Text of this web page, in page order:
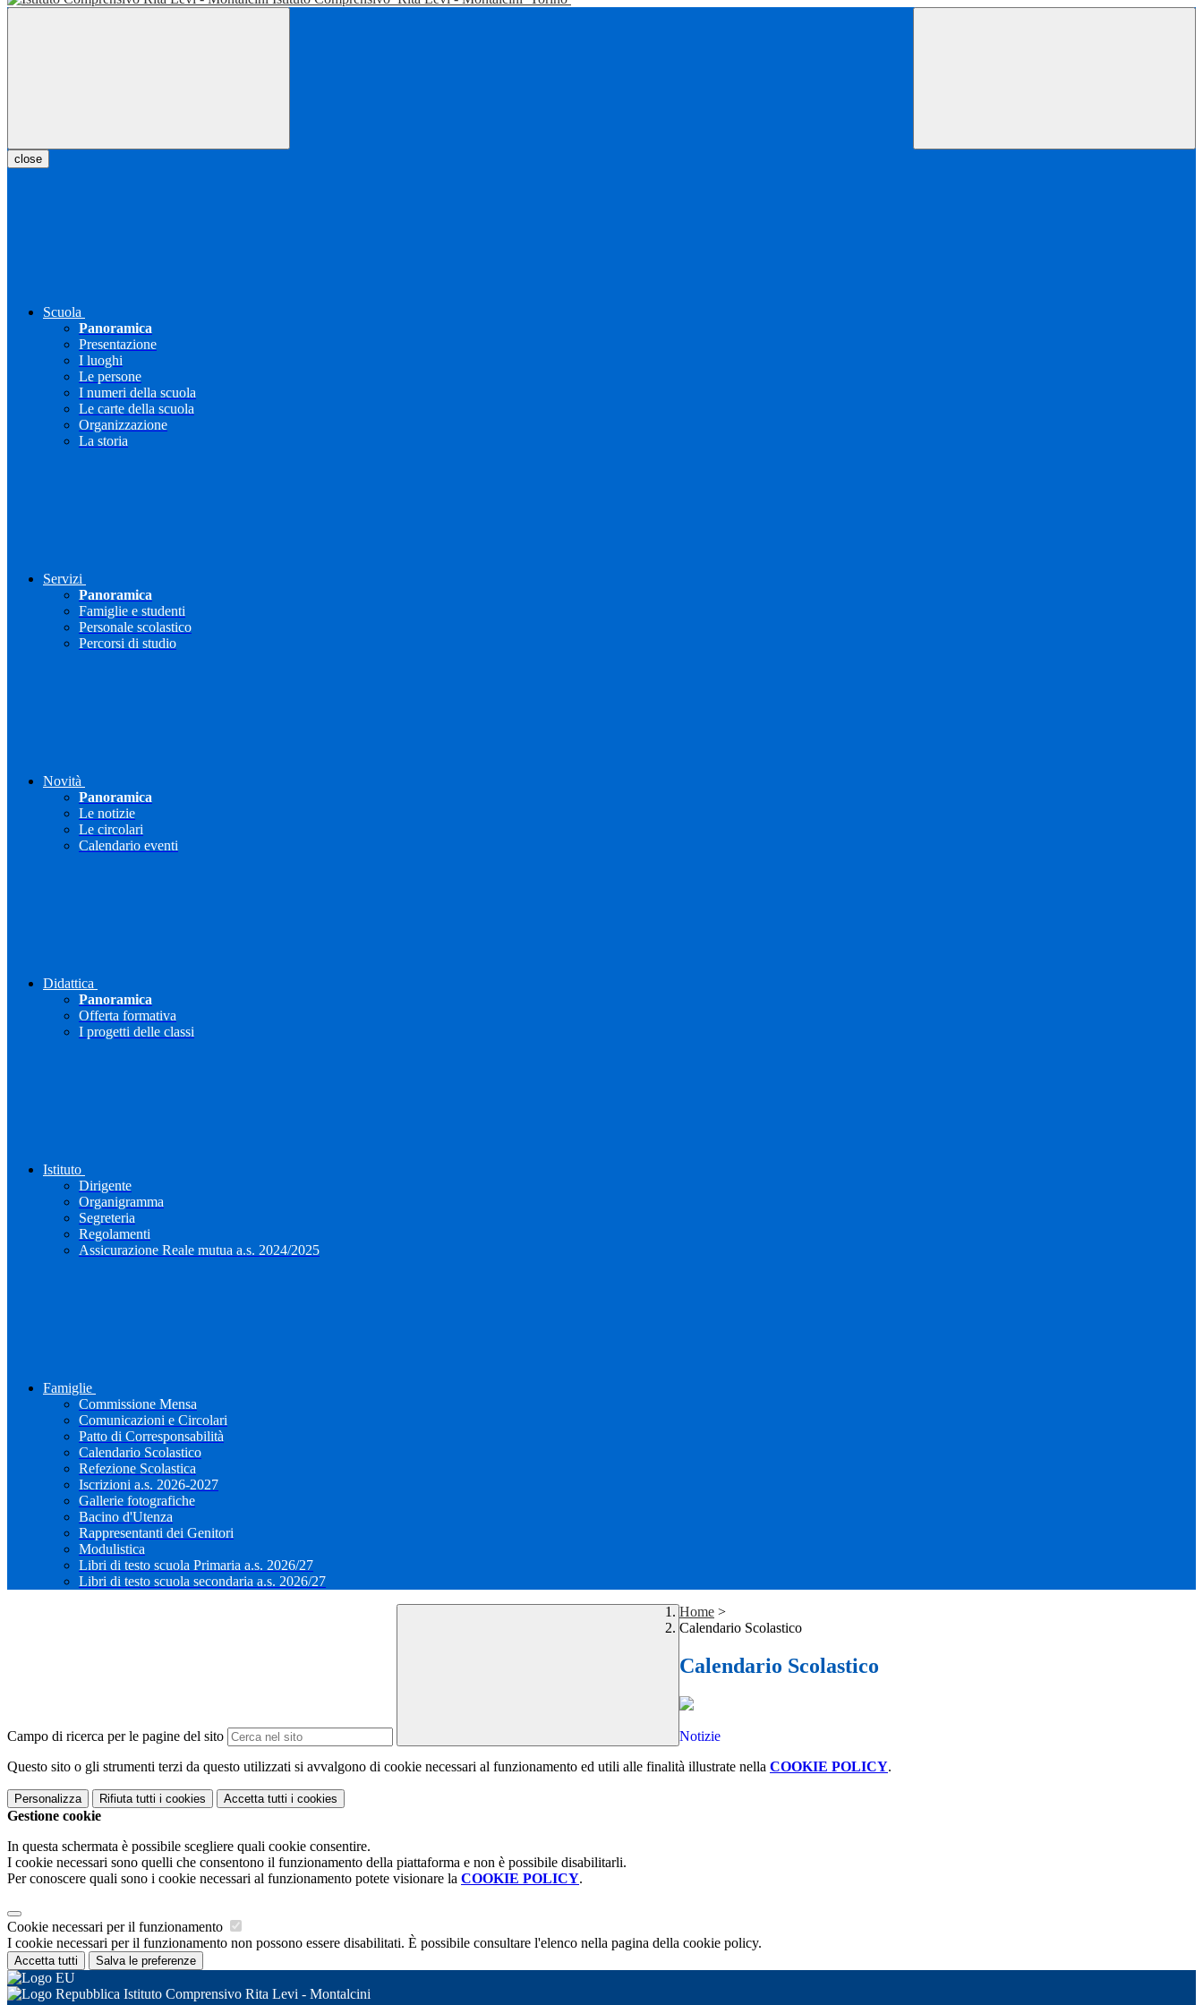
close
Scuola
Panoramica
Presentazione
I luoghi
Le persone
I numeri della scuola
Le carte della scuola
Organizzazione
La storia
Servizi
Panoramica
Famiglie e studenti
Personale scolastico
Percorsi di studio
Novità
Panoramica
Le notizie
Le circolari
Calendario eventi
Didattica
Panoramica
Offerta formativa
I progetti delle classi
Istituto
Dirigente
Organigramma
Segreteria
Regolamenti
Assicurazione Reale mutua a.s. 2024/2025
Famiglie
Commissione Mensa
Comunicazioni e Circolari
Patto di Corresponsabilità
Calendario Scolastico
Refezione Scolastica
Iscrizioni a.s. 2026-2027
Gallerie fotografiche
Bacino d'Utenza
Rappresentanti dei Genitori
Modulistica
Libri di testo scuola Primaria a.s. 2026/27
Libri di testo scuola secondaria a.s. 2026/27
Campo di ricerca per le pagine del sito
Home >
Calendario Scolastico
Calendario Scolastico
Notizie
Questo sito o gli strumenti terzi da questo utilizzati si avvalgono di cookie necessari al funzionamento ed utili alle finalità illustrate nella COOKIE POLICY.
Personalizza Rifiuta tutti i cookies Accetta tutti i cookies
Gestione cookie
In questa schermata è possibile scegliere quali cookie consentire.
I cookie necessari sono quelli che consentono il funzionamento della piattaforma e non è possibile disabilitarli.
Per conoscere quali sono i cookie necessari al funzionamento potete visionare la COOKIE POLICY.
Cookie necessari per il funzionamento
I cookie necessari per il funzionamento non possono essere disabilitati. È possibile consultare l'elenco nella pagina della cookie policy.
Accetta tutti Salva le preferenze
Istituto Comprensivo Rita Levi - Montalcini